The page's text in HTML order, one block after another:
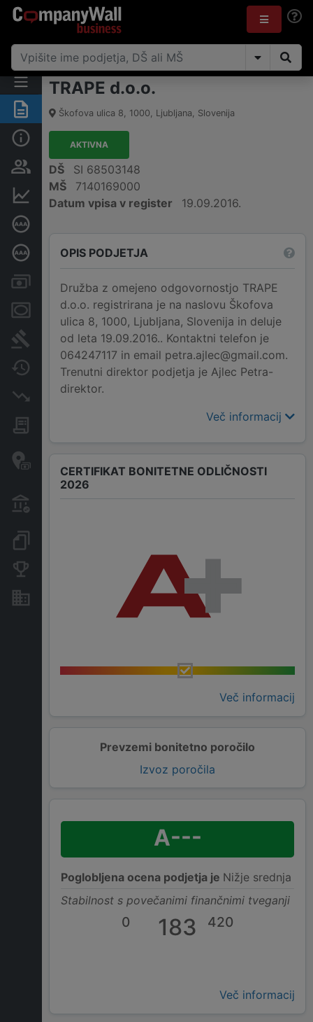
Povzetek
Odgovorne osebe in lastništvo
Poglobljena bonitetna ocena
Računi in blokade
Zastavne pravice
Sodni postopki
Spremembe
Insolvenčni postopki
Davčne oaze in sumljive
transakcije
Transakcije iz državnega
Konkurenčna podjetja
Nepremičnine in sredstva
TRAPE d.o.o.
Škofova ulica 8, 1000, Ljubljana, Slovenija
AKTIVNA
DŠ
SI 68503148
MŠ
7140169000
Datum vpisa v register
19.09.2016.
OPIS PODJETJA
Družba z omejeno odgovornostjo TRAPE
d.o.o. registrirana je na naslovu Škofova
ulica 8, 1000, Ljubljana, Slovenija in deluje
od leta 19.09.2016.. Kontaktni telefon je
064247117 in email petra.ajlec@gmail.com.
Trenutni direktor podjetja je Ajlec Petra-
direktor.
Več informacij
CERTIFIKAT BONITETNE ODLIČNOSTI
2026
Več informacij
Prevzemi bonitetno poročilo
Izvoz poročila
A---
Poglobljena ocena podjetja je Nižje srednja
Stabilnost s povečanimi finančnimi tveganji
0 183 420
Več informacij